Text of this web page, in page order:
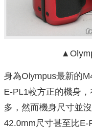
身為Olympus最新的
E-PL1較方正的機身
多，然而機身尺寸並
42.0mm尺寸甚至比